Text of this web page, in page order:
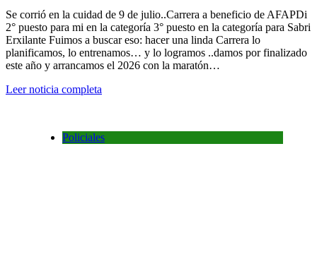
Se corrió en la cuidad de 9 de julio..Carrera a beneficio de AFAPDi
2° puesto para mi en la categoría 3° puesto en la categoría para Sabri
Erxilante Fuimos a buscar eso: hacer una linda Carrera lo
planificamos, lo entrenamos… y lo logramos ..damos por finalizado
este año y arrancamos el 2026 con la maratón…
Leer noticia completa
Policiales